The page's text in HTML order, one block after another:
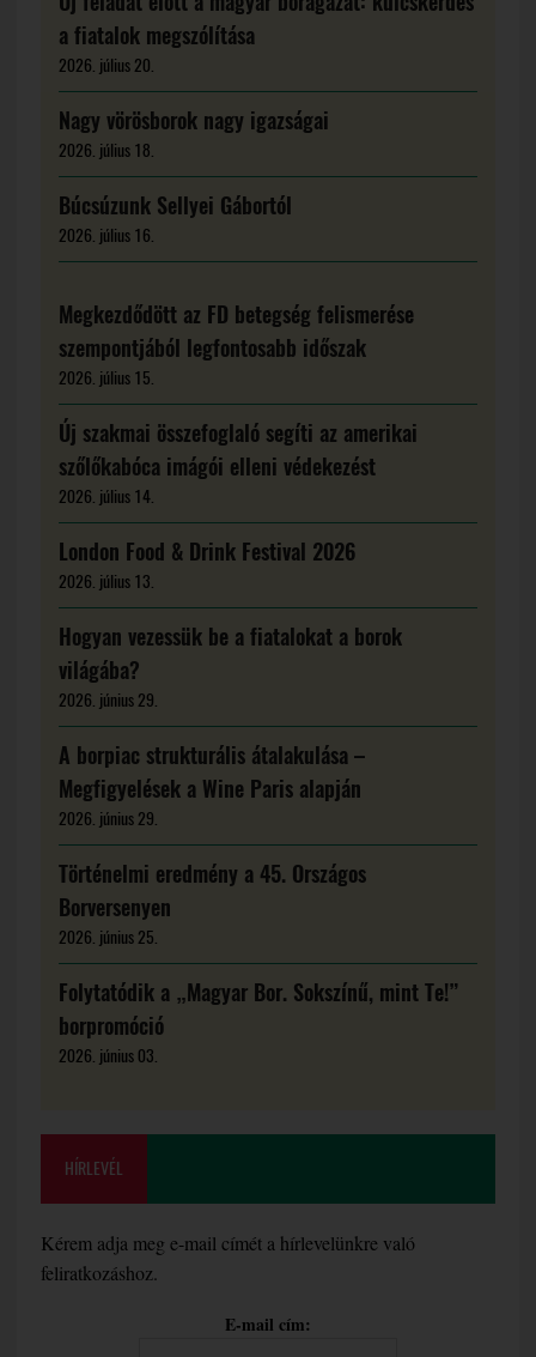
a fiatalok megszólítása
2026. július 20.
Nagy vörösborok nagy igazságai
2026. július 18.
Búcsúzunk Sellyei Gábortól
2026. július 16.
Megkezdődött az FD betegség felismerése
szempontjából legfontosabb időszak
2026. július 15.
Új szakmai összefoglaló segíti az amerikai
szőlőkabóca imágói elleni védekezést
2026. július 14.
London Food & Drink Festival 2026
2026. július 13.
Hogyan vezessük be a fiatalokat a borok
világába?
2026. június 29.
A borpiac strukturális átalakulása –
Megfigyelések a Wine Paris alapján
2026. június 29.
Történelmi eredmény a 45. Országos
Borversenyen
2026. június 25.
Folytatódik a „Magyar Bor. Sokszínű, mint Te!”
borpromóció
2026. június 03.
HÍRLEVÉL
Kérem adja meg e-mail címét a hírlevelünkre való
feliratkozáshoz.
E-mail cím: